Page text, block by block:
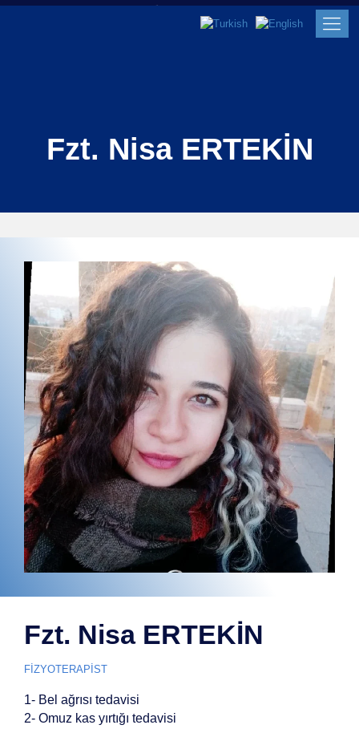
Fzt. Nisa ERTEKİN
Fzt. Nisa ERTEKİN
FİZYOTERAPİST
1- Bel ağrısı tedavisi
2- Omuz kas yırtığı tedavisi